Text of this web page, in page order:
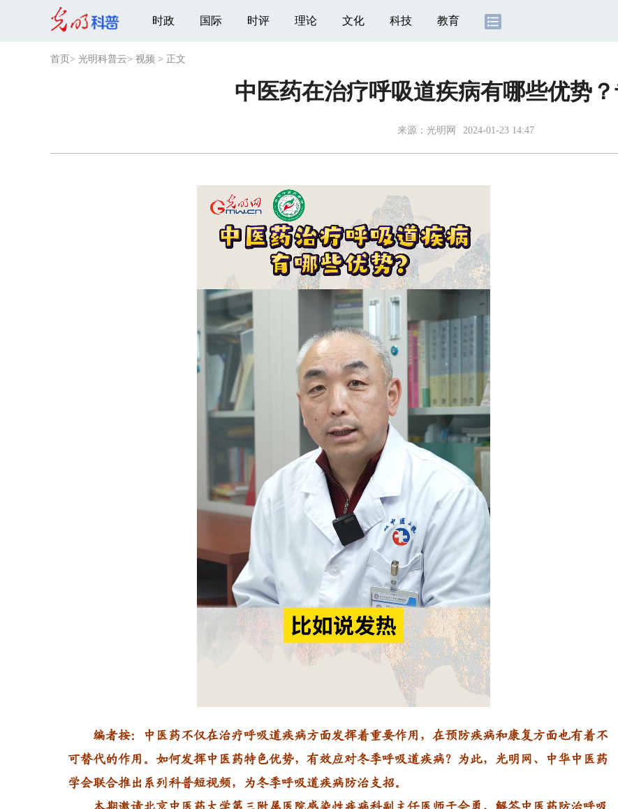
时政 国际 时评 理论 文化 科技 教育
首页 > 光明科普云> 视频 > 正文
中医药在治疗呼吸道疾病有哪些优势
来源： 光明网 2024-01-23 14:47
0%
Playback
Rate
编者按：中医药不仅在治疗呼吸道疾病方面发挥着重要作用，在预防疾病和康复方面也有着不
可替代的作用。如何发挥中医药特色优势，有效应对冬季呼吸道疾病？为此，光明网、中华中医药
学会联合推出系列科普短视频，为冬季呼吸道疾病防治支招。